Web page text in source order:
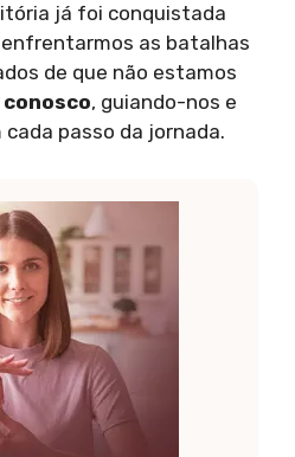
já foi conquistada
enfrentarmos as batalhas
de que não estamos
, guiando-nos e
passo da jornada.